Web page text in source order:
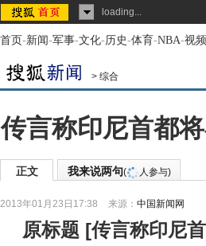
loading...
首页-新闻-军事-文化-历史-体育-NBA-视频
> 综合
传言称印尼首都
正文 我来说两句( 人参与)
2013年01月23日17:38 来源： 中国新闻网
原标题 [传言称印尼